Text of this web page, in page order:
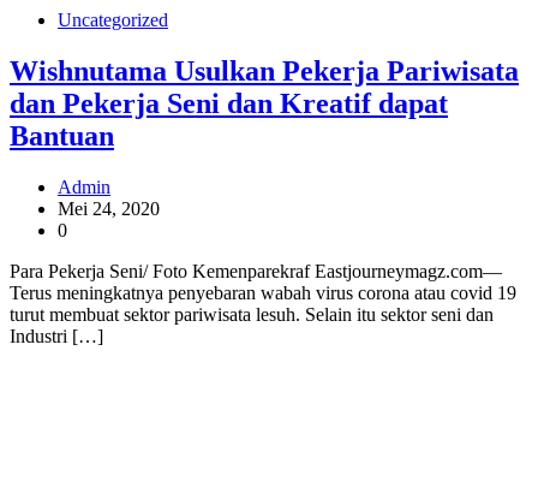
Uncategorized
Wishnutama Usulkan Pekerja Pariwisata
dan Pekerja Seni dan Kreatif dapat
Bantuan
Admin
Mei 24, 2020
0
Para Pekerja Seni/ Foto Kemenparekraf Eastjourneymagz.com—
Terus meningkatnya penyebaran wabah virus corona atau covid 19
turut membuat sektor pariwisata lesuh. Selain itu sektor seni dan
Industri […]